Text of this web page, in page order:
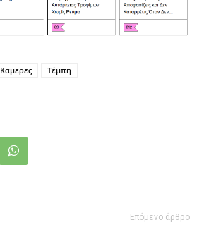
Καμερες Τέμπη
Επόμενο άρθρο